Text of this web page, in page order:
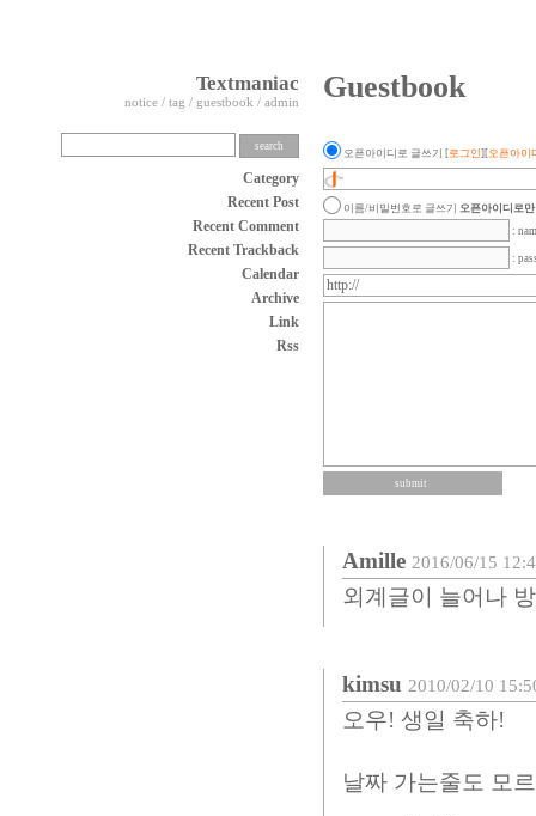
Textmaniac
notice / tag / guestbook / admin
Category
Recent Post
Recent Comment
Recent Trackback
Calendar
Archive
Link
Rss
Guestbook
오픈아이디로 글쓰기 [로그인][오픈아이
이름/비밀번호로 글쓰기 오픈아이디로
:
:
Amille 2016/06/15
외계글이 늘어나
kimsu 2010/02/10
오우! 생일 축하!
날짜 가는줄도 모